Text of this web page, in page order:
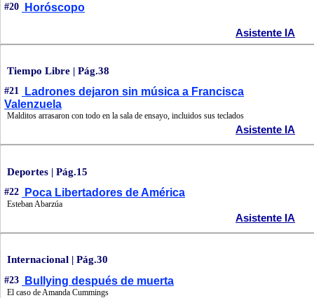
#20 Horóscopo
Asistente IA
Tiempo Libre | Pág.38
#21
Ladrones dejaron sin música a Francisca
Valenzuela
Malditos arrasaron con todo en la sala de ensayo, incluidos sus teclados
Asistente IA
Deportes | Pág.15
#22 Poca Libertadores de América
Esteban Abarzúa
Asistente IA
Internacional | Pág.30
#23 Bullying después de muerta
El caso de Amanda Cummings